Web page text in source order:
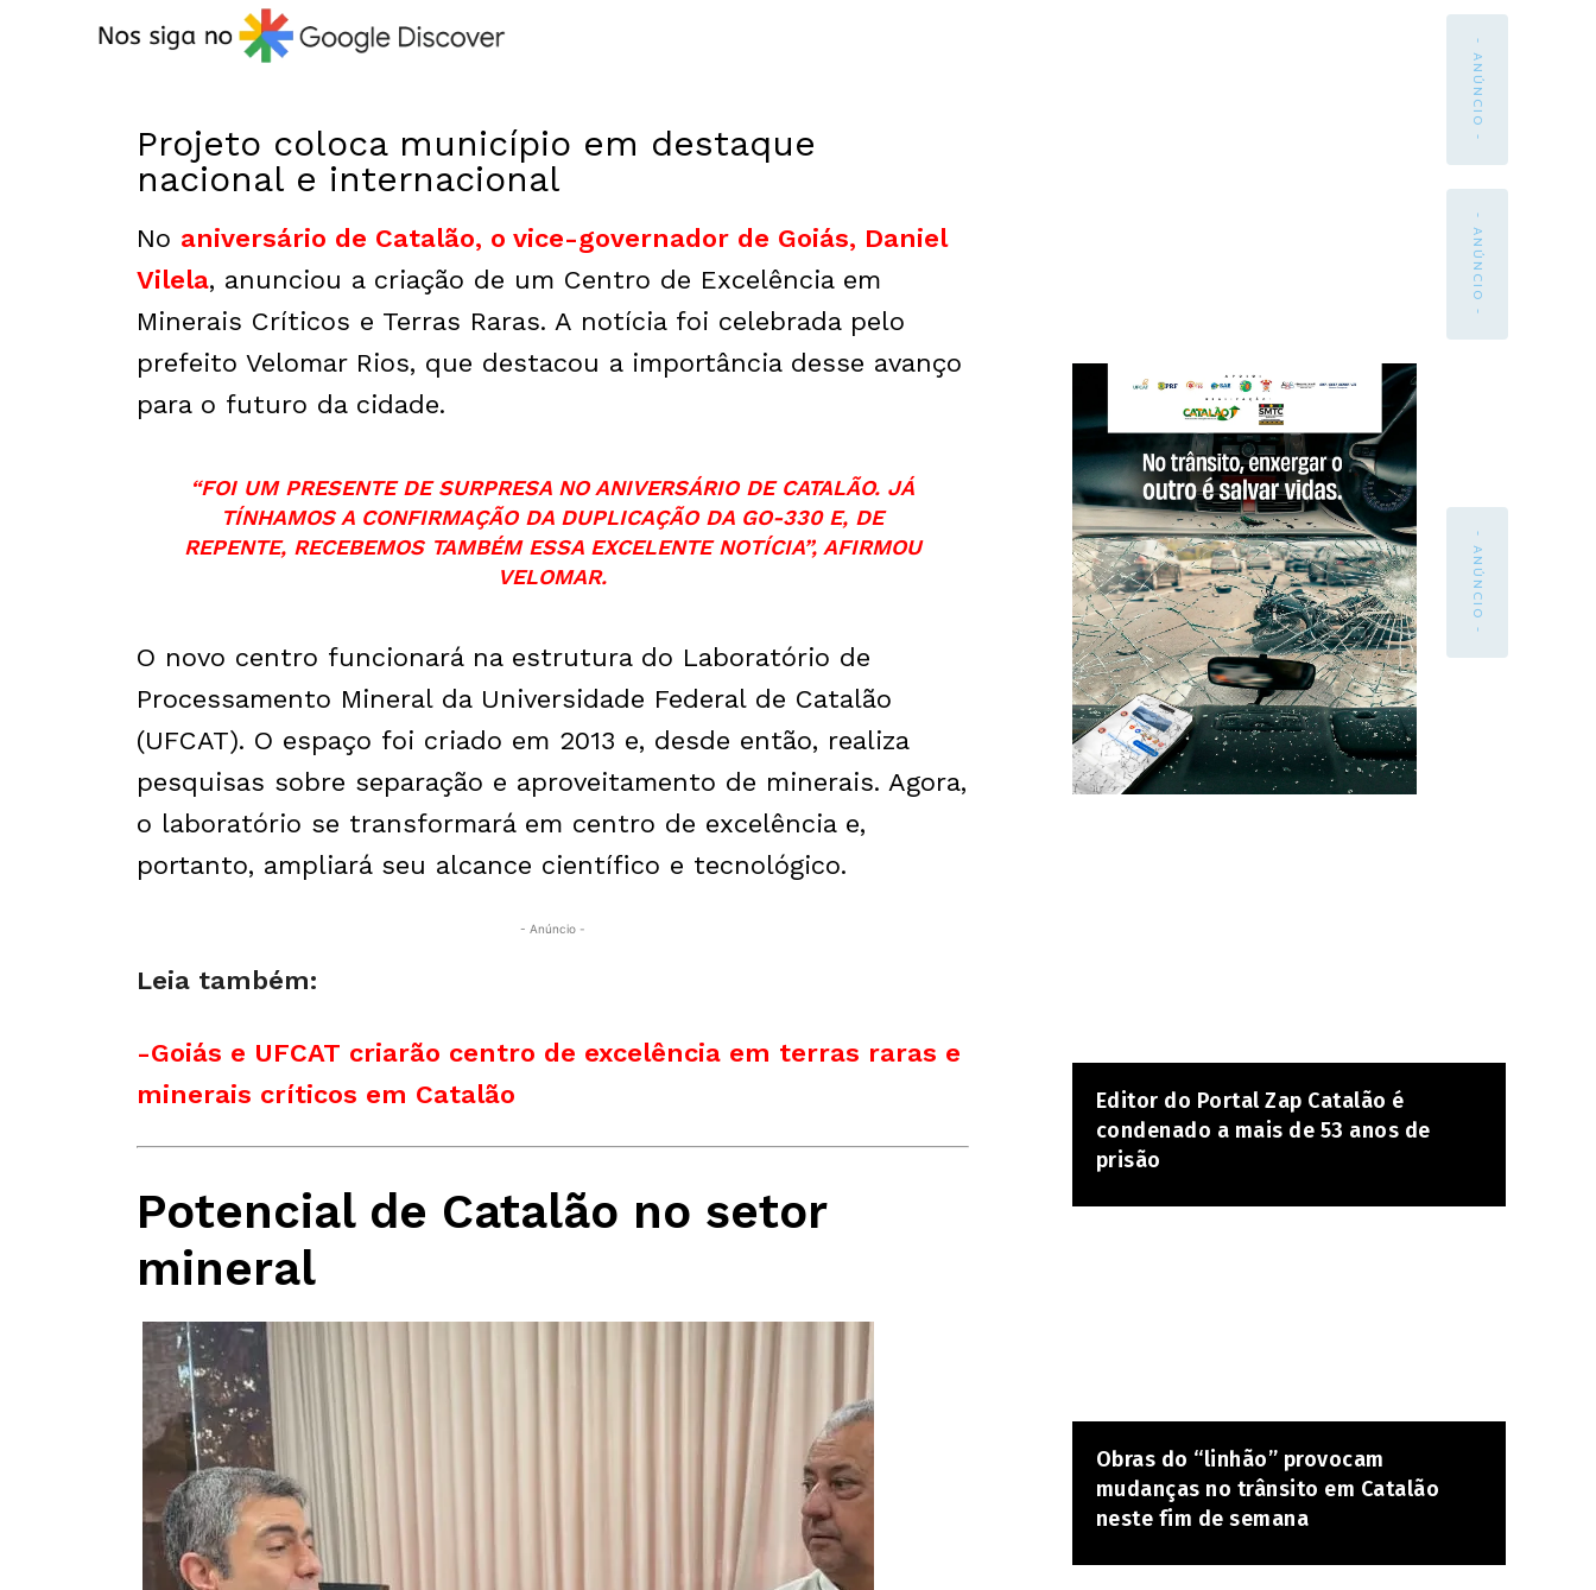
Projeto coloca município em destaque
nacional e internacional
No aniversário de Catalão, o vice-governador de Goiás, Daniel
Vilela, anunciou a criação de um Centro de Excelência em
Minerais Críticos e Terras Raras. A notícia foi celebrada pelo
prefeito Velomar Rios, que destacou a importância desse avanço
para o futuro da cidade.
“FOI UM PRESENTE DE SURPRESA NO ANIVERSÁRIO DE CATALÃO. JÁ
TÍNHAMOS A CONFIRMAÇÃO DA DUPLICAÇÃO DA GO-330 E, DE
REPENTE, RECEBEMOS TAMBÉM ESSA EXCELENTE NOTÍCIA”, AFIRMOU
VELOMAR.
O novo centro funcionará na estrutura do Laboratório de
Processamento Mineral da Universidade Federal de Catalão
(UFCAT). O espaço foi criado em 2013 e, desde então, realiza
pesquisas sobre separação e aproveitamento de minerais. Agora,
o laboratório se transformará em centro de excelência e,
portanto, ampliará seu alcance científico e tecnológico.
- Anúncio -
Leia também:
-Goiás e UFCAT criarão centro de excelência em terras raras e
minerais críticos em Catalão
Potencial de Catalão no setor
mineral
- ANÚNCIO -
- ANÚNCIO -
- ANÚNCIO -
Editor do Portal Zap Catalão é
condenado a mais de 53 anos de
prisão
Obras do “linhão” provocam
mudanças no trânsito em Catalão
neste fim de semana